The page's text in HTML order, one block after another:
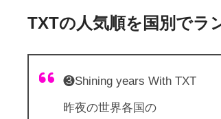
TXTの人気順を国別でラ
❸Shining years With TXT
昨夜の世界各国の